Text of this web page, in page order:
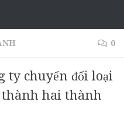
0
ty chuyển đổi loại
hai thành